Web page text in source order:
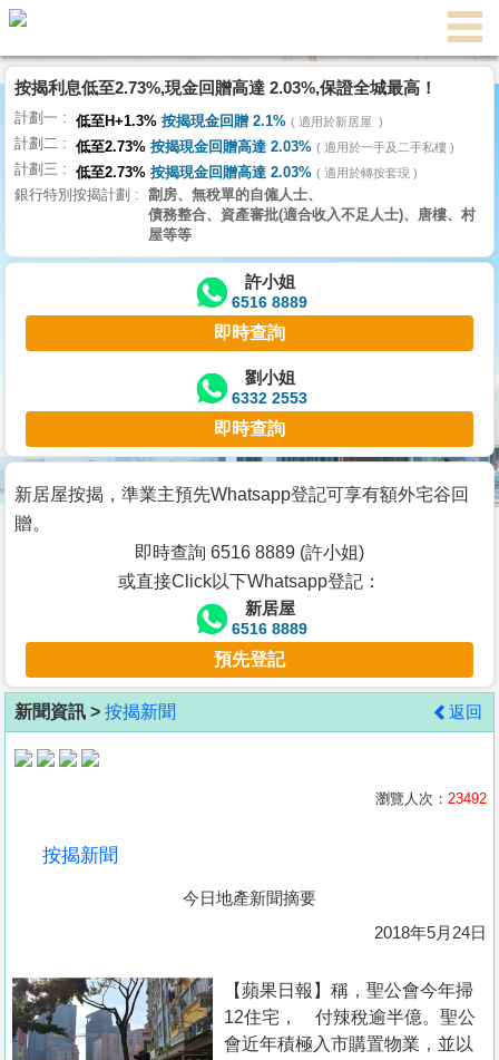
理
主
頁
搵
樓/
交
業
主
宅
谷
按
客
地
產
置
業
按揭利息低至2.73%,現金回贈高達 2.03%,保證全城最高！
計劃一 低至H+1.3% 按揭現金回贈 2.1% 適用於新居屋
計劃二 低至2.73% 按揭現金回贈高達 2.03% 適用於一手及二手私樓
計劃三 低至2.73% 按揭現金回贈高達 2.03% 適用於轉按套現
銀行特別按揭計劃
劏房、無稅單的自僱人士、
債務整合、資產審批(適合收入不足人士)、唐樓、村
屋等等
許小姐
6516 8889
即時查詢
劉小姐
6332 2553
即時查詢
新居屋按揭，準業主預先Whatsapp登記可享有額外宅谷回
贈。
即時查詢 6516 8889 (許小姐)
或直接Click以下Whatsapp登記：
新居屋
6516 8889
預先登記
新聞資訊 > 按揭新聞 返回
瀏覽人次： 23492
按揭新聞
今日地產新聞摘要
2018年5月24日
【蘋果日報】稱，聖公會今年掃
12住宅， 付辣稅逾半億。聖公
會近年積極入市購置物業，並以